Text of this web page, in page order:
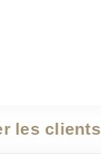
les clients